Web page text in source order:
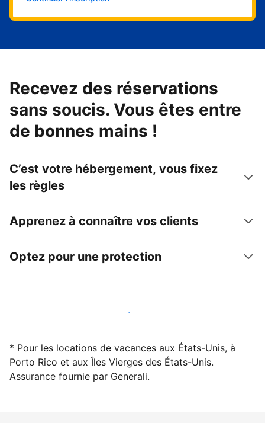
Recevez des réservations
sans soucis. Vous êtes entre
de bonnes mains !
C’est votre hébergement, vous fixez
les règles
Apprenez à connaître vos clients
Optez pour une protection
Accueillez des clients avec nous dès maintenant
* Pour les locations de vacances aux États-Unis, à
Porto Rico et aux Îles Vierges des États-Unis.
Assurance fournie par Generali.